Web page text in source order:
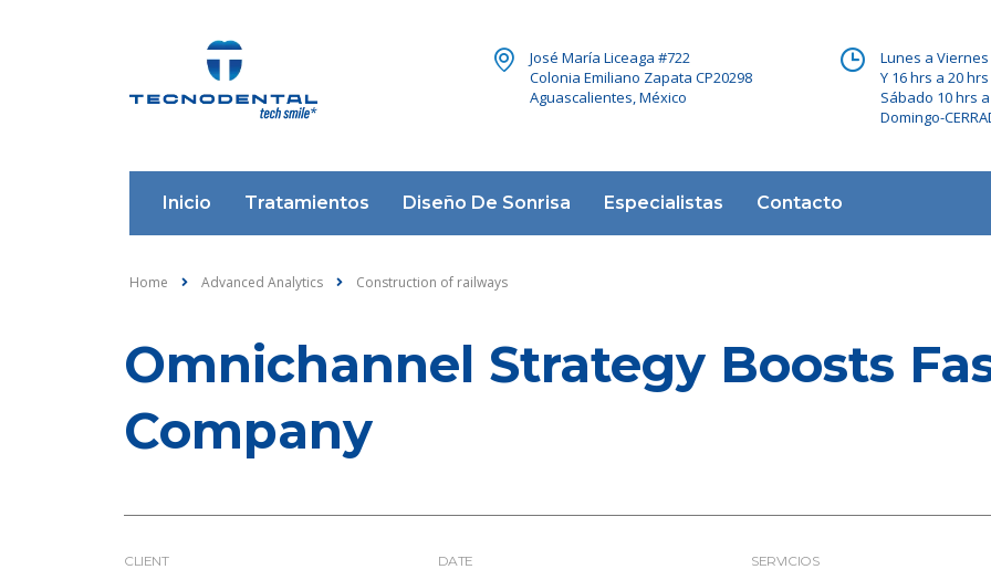
José María Liceaga #722
Colonia Emiliano Zapata CP20298
Aguascalientes, México
Lunes a
Y 16 hrs a 20 hrs
Sábado 10 hrs
Domingo-
Inicio Tratamientos Diseño De Sonrisa Especialistas Contacto
Home Advanced Analytics Construction of railways
Omnichannel Strategy Boosts
Company
CLIENT DATE SERVICIOS